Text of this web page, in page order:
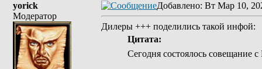
yorick
Модератор
Добавлено: Вт Мар 10,
Дилеры +++ поделились такой инфой:
Цитата:
Сегодня состоялось совещание